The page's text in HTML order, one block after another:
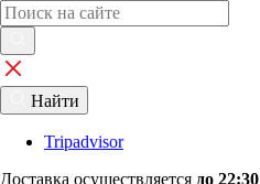
Найти
Tripadvisor
Доставка осуществляется до 22:30